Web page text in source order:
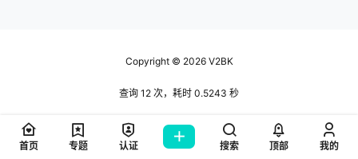
Copyright © 2026V2BK
查询 12 次，耗时 0.5243 秒
首页 专题 认证 搜索 顶部 我的